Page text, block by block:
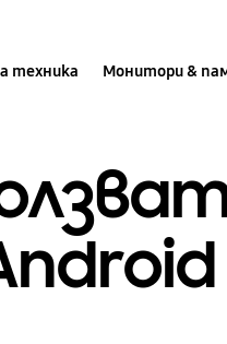
техника Монитори &